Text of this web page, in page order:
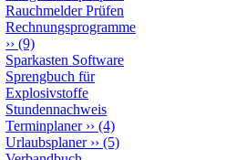
Rauchmelder Prüfen
Rechnungsprogramme
›› (9)
Sparkasten Software
Sprengbuch für
Explosivstoffe
Stundennachweis
Terminplaner›› (4)
Urlaubsplaner›› (5)